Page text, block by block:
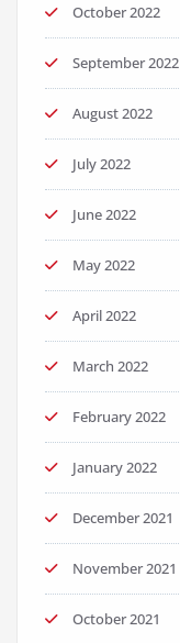
October 2022
September 2022
August 2022
July 2022
June 2022
May 2022
April 2022
March 2022
February 2022
January 2022
December 2021
November 2021
October 2021